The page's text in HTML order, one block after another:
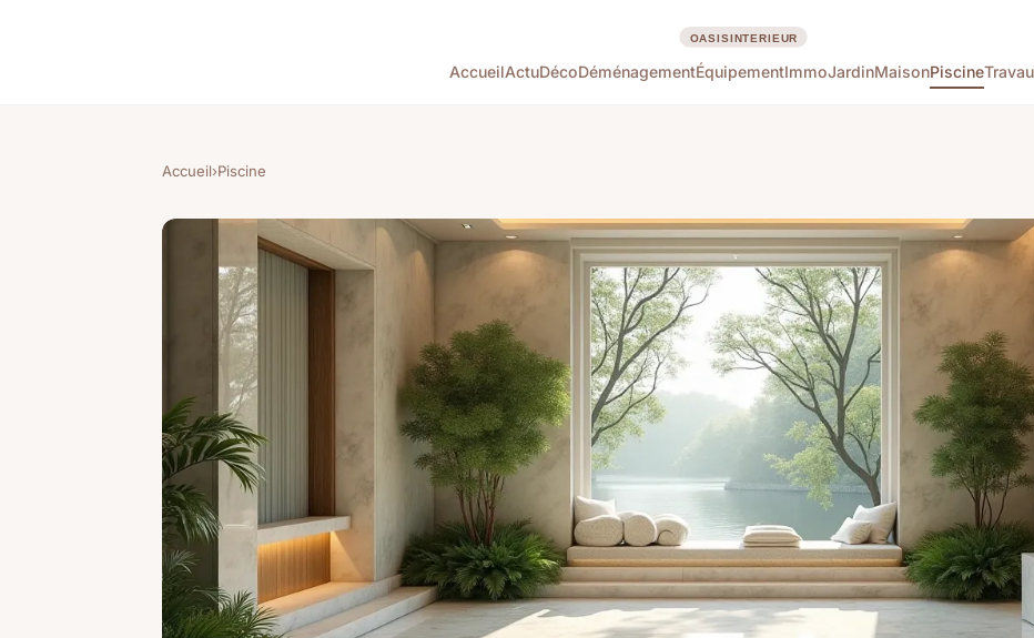
AccueilActuDécoDéménagementÉquipementImmoJardinMaisonPiscine
Accueil›Piscine